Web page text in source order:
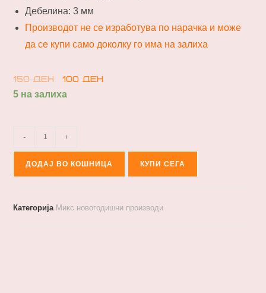
Дебелина: 3 мм
Производот не се изработува по нарачка и може
да се купи само доколку го има на залиха
150ден 100ден
5 на залиха
- +
ДОДАЈ ВО КОШНИЦА КУПИ СЕГА
Категорија Микс новогодишни производи